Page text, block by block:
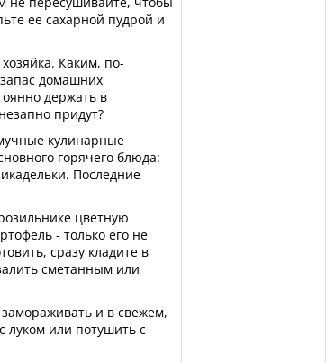
ее сахарной пудрой и
Каким, по-
домашних
держать в
придут?
кулинарные
горячего блюда:
Последние
цветную
- только его не
сразу кладите в
сметанным или
и в свежем,
луком или потушить с